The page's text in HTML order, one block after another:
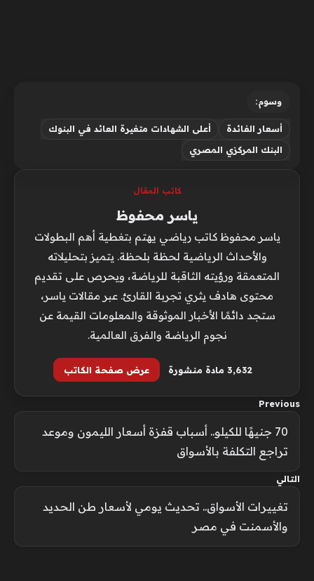
وسوم:
أسعار الفائدة
أعلى الشهادات متغيرة العائد في البنوك
البنك المركزي المصري
كاتب المقال
ياسر محفوظ
ياسر محفوظ كاتب رياضي يهتم بتغطية أهم البطولات
والأحداث الرياضية لحظة بلحظة. يتميز بتحليلاته
المتعمقة ورؤيته الثاقبة للرياضة، ويحرص على تقديم
محتوى هادف يثري تجربة القارئ. عبر مقالات ياسر،
ستجد دائمًا الأخبار الموثوقة والمعلومات القيمة عن
نجوم الرياضة والفرق العالمية.
3٬632 مادة منشورة عرض صفحة الكاتب
Previous
70 جنيهًا للكيلو.. أسباب قفزة أسعار الليمون وموعد
تراجع التكلفة بالأسواق
التالي
تغييرات الأسواق.. تحديث يومي لأسعار طن الحديد
والأسمنت في مصر